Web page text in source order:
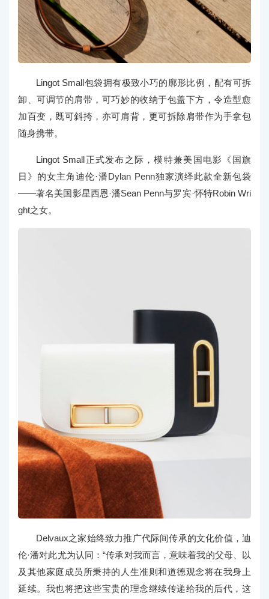
Lingot Small包袋拥有极致小巧的廓形比例，配有可拆
卸、可调节的肩带，可巧妙的收纳于包盖下方，令造型愈
加百变，既可斜挎，亦可肩背，更可拆除肩带作为手拿包
随身携带。
Lingot Small正式发布之际，模特兼美国电影《国旗
日》的女主角迪伦·潘Dylan Penn独家演绎此款全新包袋
——著名美国影星西恩·潘Sean Penn与罗宾·怀特Robin Wri
ght之女。
Delvaux之家始终致力推广代际间传承的文化价值，迪
伦·潘对此尤为认同：“传承对我而言，意味着我的父母、以
及其他家庭成员所秉持的人生准则和道德观念将在我身上
延续。我也将把这些宝贵的理念继续传递给我的后代，这